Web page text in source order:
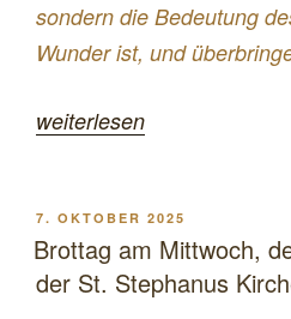
sondern die Bedeutung
Wunder ist, und
„Die
der
Heiligen
Drei
weiterlesen
VERÖFFENTLICHT
AM
7. OKTOBER 2025
Brottag am Mittwoch,
der St. Stephanus